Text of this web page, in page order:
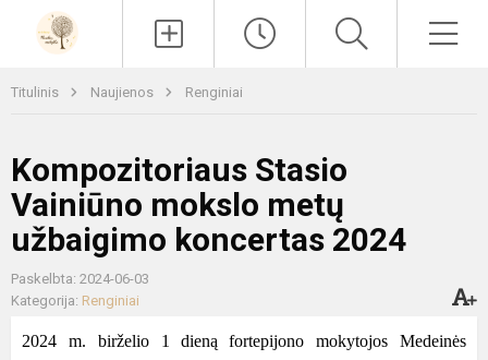
Titulinis Naujienos Renginiai
Kompozitoriaus Stasio
Vainiūno mokslo metų
užbaigimo koncertas 2024
Paskelbta: 2024-06-03
Kategorija: Renginiai
2024 m. birželio1dieną
fortepijono mokytojos Medeinės